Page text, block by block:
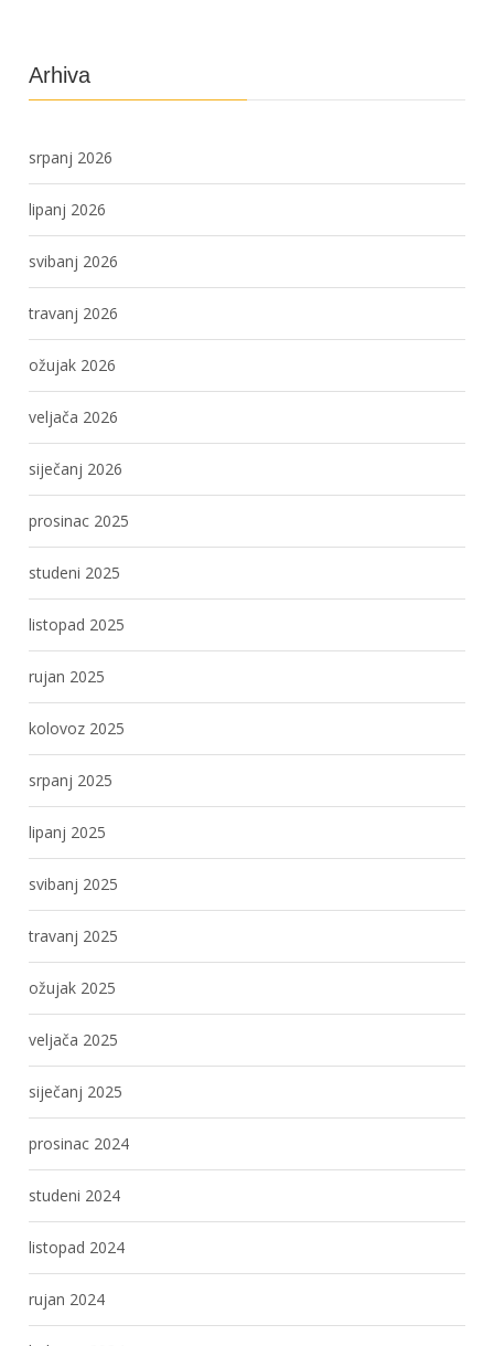
Arhiva
srpanj 2026
lipanj 2026
svibanj 2026
travanj 2026
ožujak 2026
veljača 2026
siječanj 2026
prosinac 2025
studeni 2025
listopad 2025
rujan 2025
kolovoz 2025
srpanj 2025
lipanj 2025
svibanj 2025
travanj 2025
ožujak 2025
veljača 2025
siječanj 2025
prosinac 2024
studeni 2024
listopad 2024
rujan 2024